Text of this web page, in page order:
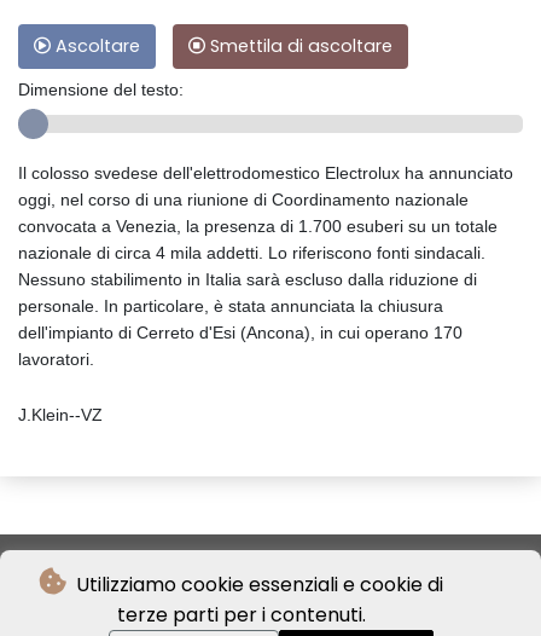
Utilizziamo cookie essenziali e cookie di
terze parti per i contenuti.
Ascoltare Smettila di ascoltare
Dimensione del testo:
Il colosso svedese dell'elettrodomestico Electrolux ha annunciato
oggi, nel corso di una riunione di Coordinamento nazionale
convocata a Venezia, la presenza di 1.700 esuberi su un totale
nazionale di circa 4 mila addetti. Lo riferiscono fonti sindacali.
Nessuno stabilimento in Italia sarà escluso dalla riduzione di
personale. In particolare, è stata annunciata la chiusura
dell'impianto di Cerreto d'Esi (Ancona), in cui operano 170
lavoratori.
J.Klein--VZ